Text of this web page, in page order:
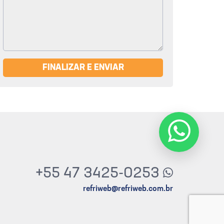
FINALIZAR E ENVIAR
+55 47 3425-0253
refriweb@refriweb.com.br